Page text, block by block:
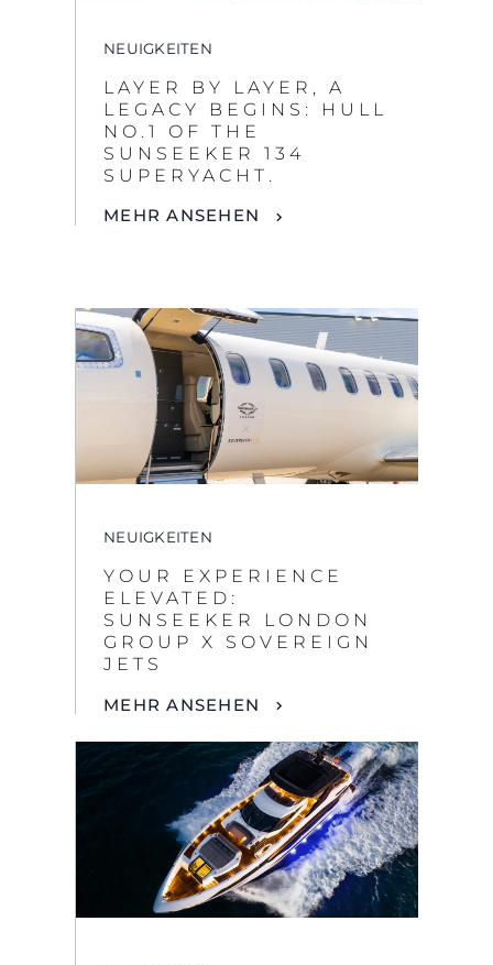
SUNSEEKER 134
SUPERYACHT.
MEHR ANSEHEN
NEUIGKEITEN
YOUR EXPERIENCE
GROUP X SOVEREIGN
JETS
MEHR ANSEHEN
NEUIGKEITEN
SUNSEEKER